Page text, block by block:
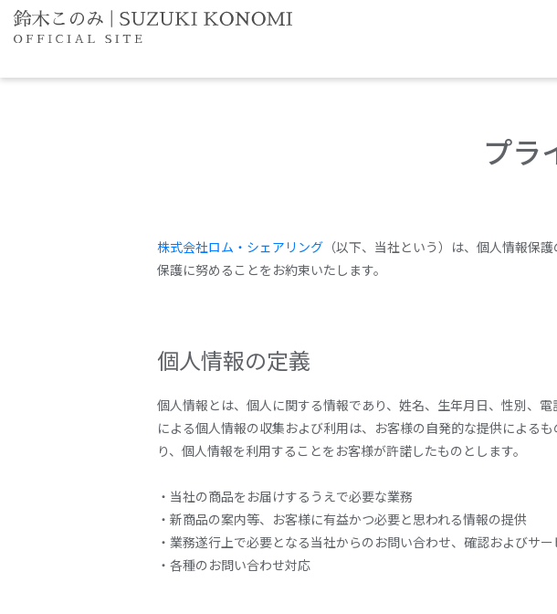
プラ
株式会社ロム・シェアリング （以下、当社という）は、個人情報保
保護に努めることをお約束いたします。
個人情報の定義
個人情報とは、個人に関する情報であり、姓名、生年月日、性別、
による個人情報の収集および利用は、お客様の自発的な提供による
り、個人情報を利用することをお客様が許諾したものとします。
・当社の商品をお届けするうえで必要な業務
・新商品の案内等、お客様に有益かつ必要と思われる情報の提供
・業務遂行上で必要となる当社からのお問い合わせ、確認およびサ
・各種のお問い合わせ対応